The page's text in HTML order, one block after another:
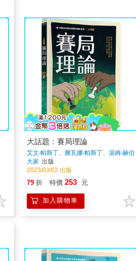
大話題：賽局理論
艾文‧帕斯丁、圖瓦娜‧帕斯丁、湯姆‧赫伯
司通 著
大家 出版
2023/03/02 出版
79 折 特價 253 元
加入購物車